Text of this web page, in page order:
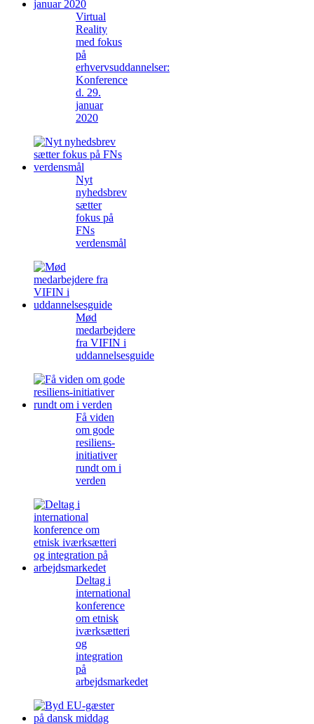
Virtual
Reality
med fokus
på
erhvervsuddannelser:
Konference
d. 29.
januar
2020
Nyt
nyhedsbrev
sætter
fokus på
FNs
verdensmål
Mød
medarbejdere
fra VIFIN i
uddannelsesguide
Få viden
om gode
resiliens-
initiativer
rundt om i
verden
Deltag i
international
konference
om etnisk
iværksætteri
og
integration
på
arbejdsmarkedet